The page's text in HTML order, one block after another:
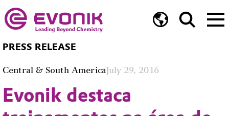
PRESS RELEASE
Central & South AmericaJuly 29, 2016
Evonik destaca